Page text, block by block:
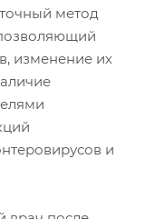
метод
изменение их
и